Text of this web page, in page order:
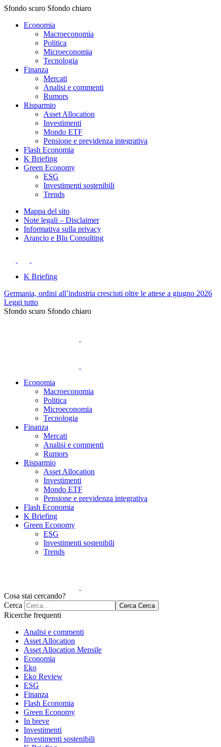
Sfondo scuro Sfondo chiaro
Economia
Macroeconomia
Politica
Microeconomia
Tecnologia
Finanza
Mercati
Analisi e commenti
Rumors
Risparmio
Asset Allocation
Investimenti
Mondo ETF
Pensione e previdenza integrativa
Flash Economia
K Briefing
Green Economy
ESG
Investimenti sostenibili
Trends
Mappa del sito
Note legali – Disclaimer
Informativa sulla privacy
Arancio e Blu Consulting
K Briefing
Germania, ordini all’industria cresciuti oltre le attese a giugno 2026
Leggi tutto
Sfondo scuro Sfondo chiaro
Economia
Macroeconomia
Politica
Microeconomia
Tecnologia
Finanza
Mercati
Analisi e commenti
Rumors
Risparmio
Asset Allocation
Investimenti
Mondo ETF
Pensione e previdenza integrativa
Flash Economia
K Briefing
Green Economy
ESG
Investimenti sostenibili
Trends
Cosa stai cercando?
Cerca
Cerca Cerca
Ricerche frequenti
Analisi e commenti
Asset Allocation
Asset Allocation Mensile
Economia
Eko
Eko Review
ESG
Finanza
Flash Economia
Green Economy
In breve
Investimenti
Investimenti sostenibili